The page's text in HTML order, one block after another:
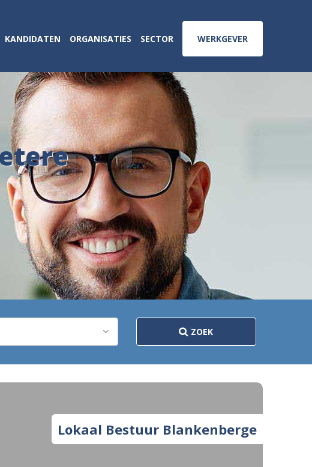
KANDIDATEN ORGANISATIES SECTOR WERKGEVER
ZOEK
Lokaal Bestuur Blankenberge